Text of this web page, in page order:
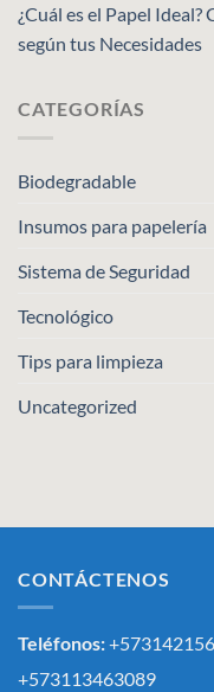
¿Cuál es el Papel
según tus Necesidades
CATEGORÍAS
Biodegradable
Insumos para papelería
Sistema de Seguridad
Tecnológico
Tips para limpieza
Uncategorized
CONTÁCTENOS
Teléfonos:
+573113463089